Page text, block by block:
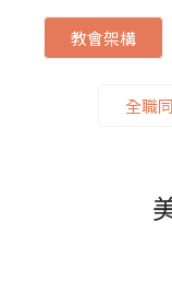
教會架構
全職